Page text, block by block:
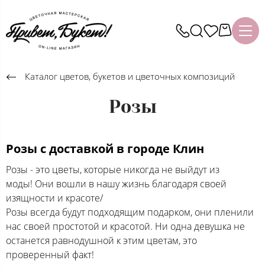
Каталог цветов, букетов и цветочных композиций
Розы
Розы с доставкой в городе Клин
Розы - это цветы, которые никогда не выйдут из
моды! Они вошли в нашу жизнь благодаря своей
изящности и красоте/
Розы всегда будут подходящим подарком, они пленили
нас своей простотой и красотой. Ни одна девушка не
останется равнодушной к этим цветам, это
проверенный факт!